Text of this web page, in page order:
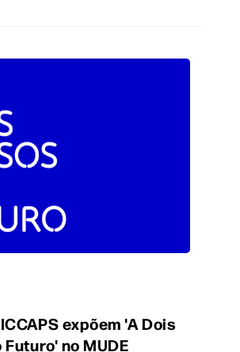
expõem 'A Dois
no MUDE